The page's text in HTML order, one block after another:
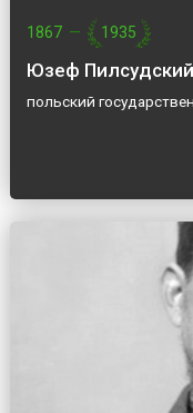
1867 — 1935
Юзеф Пилсудский
польский